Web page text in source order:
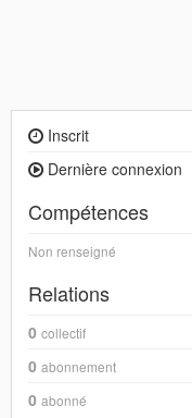
Inscrit
Dernière connexion
Compétences
Non renseigné
Relations
0 collectif
0 abonnement
0 abonné